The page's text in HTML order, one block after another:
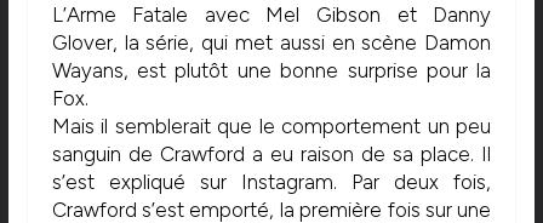
L’Arme Fatale avec Mel Gibson et Danny
Glover, la série, qui met aussi en scène Damon
Wayans, est plutôt une bonne surprise pour la
Fox.
Mais il semblerait que le comportement un peu
sanguin de Crawford a eu raison de sa place. Il
s’est expliqué sur Instagram. Par deux fois,
Crawford s’est emporté, la première fois sur une